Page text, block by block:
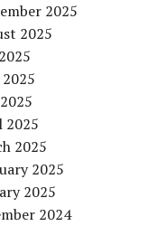
2025
2025
2025
2025
2025
2025
2024